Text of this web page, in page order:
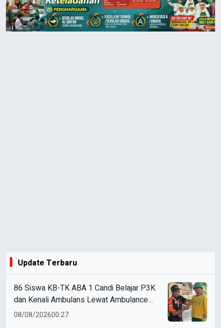
Update Terbaru
86 Siswa KB-TK ABA 1 Candi Belajar P3K
dan Kenali Ambulans Lewat Ambulance
Goes to Schools
08/08/202600:27